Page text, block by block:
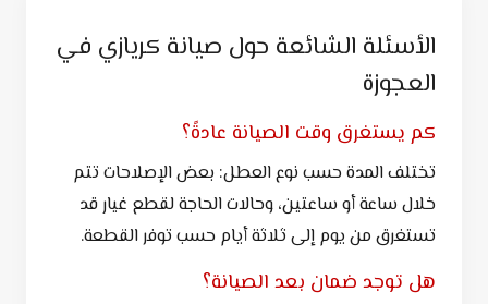
الأسئلة الشائعة حول صيانة كريازي في
العجوزة
كم يستغرق وقت الصيانة عادةً؟
تختلف المدة حسب نوع العطل: بعض الإصلاحات تتم
خلال ساعة أو ساعتين، وحالات الحاجة لقطع غيار قد
تستغرق من يوم إلى ثلاثة أيام حسب توفر القطعة.
هل توجد ضمان بعد الصيانة؟